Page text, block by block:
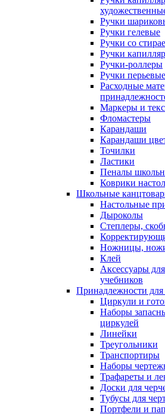
Ручки
Ручки гелевые
Ручки со
Ручки
Ручки-роллеры
Ручки перьевые
Расходные
Маркеры и
Фломастеры
Карандаши
Карандаши
Точилки
Ластики
Пеналы
Коврики
Школьные
Настольные
Дыроколы
Степлеры,
Ножницы,
Клей
Аксессуары
учебников
Принадлежности для
Циркули и
Наборы
циркулей
Линейки
Треугольники
Транспортиры
Наборы
Трафареты и
Доски для
Тубусы для
Портфели и